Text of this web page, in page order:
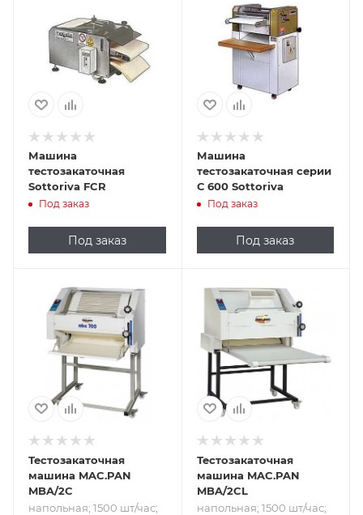
Машина
тестозакаточная
Sottoriva FCR
Под заказ
Под заказ
Машина
тестозакаточная серии
С 600 Sottoriva
Под заказ
Под заказ
Подпись к товару
напольная; 1500
шт/час; от 50 до
2000 г; 700 мм
Тестозакаточная
машина MAC.PAN
MBA/2C
напольная; 1500 шт/час;
Подпись к товару
напольная; 1500
шт/час; от 50 до
2000 г; 700 мм
Тестозакаточная
машина MAC.PAN
MBA/2CL
напольная; 1500 шт/час;